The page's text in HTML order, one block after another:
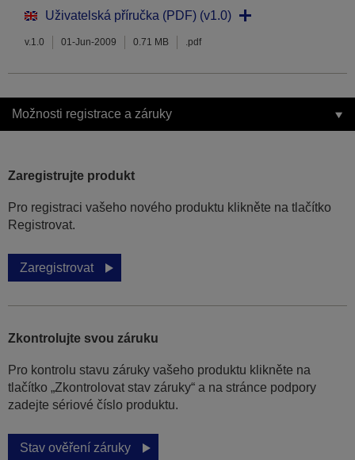
Uživatelská příručka (PDF) (v1.0)
v.1.0 01-Jun-2009 0.71 MB .pdf
Možnosti registrace a záruky
Zaregistrujte produkt
Pro registraci vašeho nového produktu klikněte na tlačítko
Registrovat.
Zaregistrovat
Zkontrolujte svou záruku
Pro kontrolu stavu záruky vašeho produktu klikněte na
tlačítko „Zkontrolovat stav záruky“ a na stránce podpory
zadejte sériové číslo produktu.
Stav ověření záruky